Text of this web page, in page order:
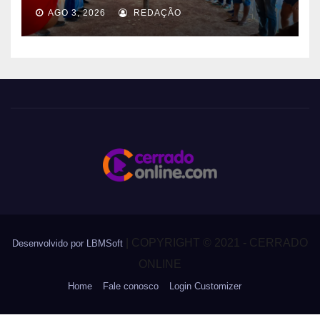
AGO 3, 2026 REDAÇÃO
Desenvolvido por LBMSoft
COPYRIGHT © 2021 - CERRADO
ONLINE
Home Fale conosco Login Customizer